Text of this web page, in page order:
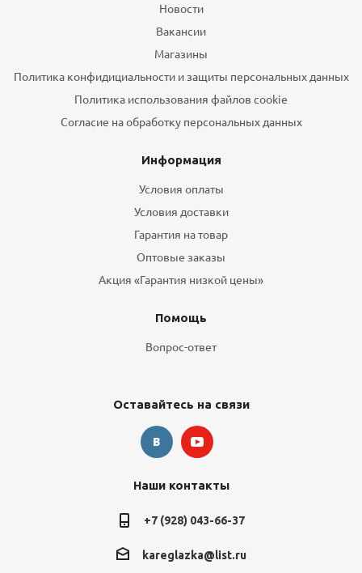
Новости
Вакансии
Магазины
Политика конфидициальности и защиты персональных данных
Политика использования файлов cookie
Согласие на обработку персональных данных
Информация
Условия оплаты
Условия доставки
Гарантия на товар
Оптовые заказы
Акция «Гарантия низкой цены»
Помощь
Вопрос-ответ
Оставайтесь на связи
Наши контакты
+7 (928) 043-66-37
kareglazka@list.ru